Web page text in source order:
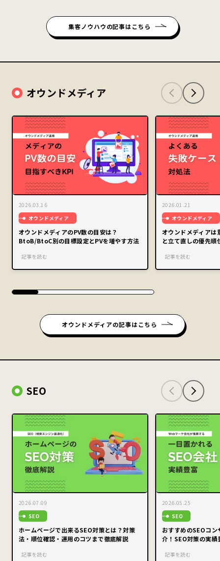
集客ノウハウの記事はこちら
オウンドメディア
2026.03.16
オウンドメディア
オウンドメディアのPV数の目安は？
BtoB/BtoC別の目標設定とPVを増やす方法
記事を読む
2026.01.21
オウンドメディア
オウンドメディアは
と立て直しの優先順
記事を読む
オウンドメディアの記事はこちら
SEO
2026.07.09
SEO
ホームページで出来るSEO対策とは？対策
法・順位確認・運用のコツまで徹底解説
記事を読む
2026.05.25
SEO
おすすめのSEOコ
介！SEO対策の実績
記事を読む